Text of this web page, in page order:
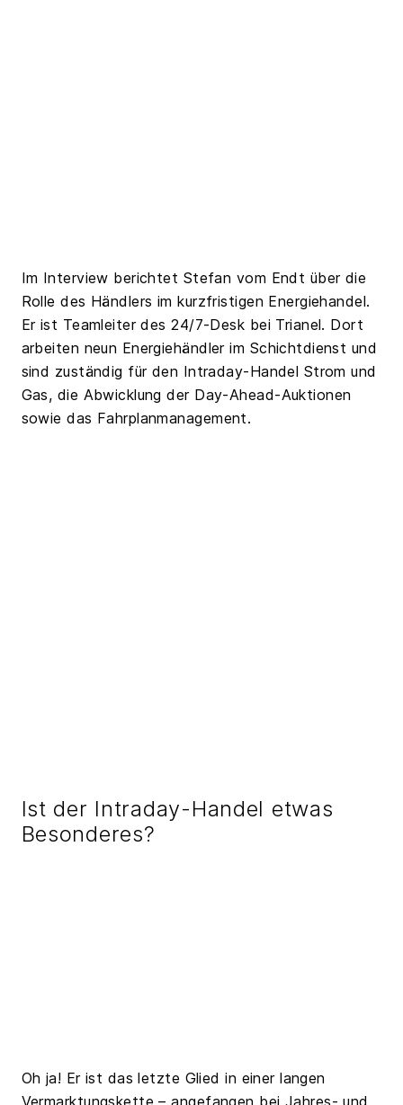
Im Interview berichtet Stefan vom Endt über die
Rolle des Händlers im kurzfristigen Energiehandel.
Er ist Teamleiter des 24/7-Desk bei Trianel. Dort
arbeiten neun Energiehändler im Schichtdienst und
sind zuständig für den Intraday-Handel Strom und
Gas, die Abwicklung der Day-Ahead-Auktionen
sowie das Fahrplanmanagement.
Ist der Intraday-Handel etwas
Besonderes?
Oh ja! Er ist das letzte Glied in einer langen